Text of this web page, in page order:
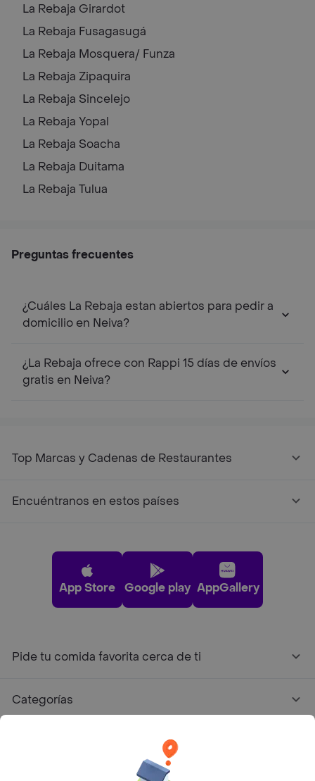
La Rebaja Girardot
La Rebaja Fusagasugá
La Rebaja Mosquera/ Funza
La Rebaja Zipaquira
La Rebaja Sincelejo
La Rebaja Yopal
La Rebaja Soacha
La Rebaja Duitama
La Rebaja Tulua
Preguntas frecuentes
¿Cuáles La Rebaja estan abiertos para pedir a
domicilio en Neiva?
¿La Rebaja ofrece con Rappi 15 días de envíos
gratis en Neiva?
Top Marcas y Cadenas de Restaurantes
Encuéntranos en estos países
App Store Google play AppGallery
Pide tu comida favorita cerca de ti
Categorías